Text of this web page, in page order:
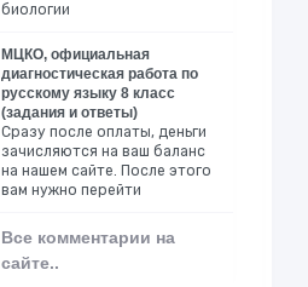
биологии
МЦКО, официальная
диагностическая работа по
русскому языку 8 класс
(задания и ответы)
Сразу после оплаты, деньги
зачисляются на ваш баланс
на нашем сайте. После этого
вам нужно перейти
Все комментарии на
сайте..